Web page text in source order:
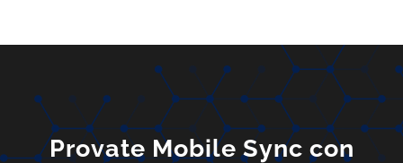
Provate Mobile Sync con